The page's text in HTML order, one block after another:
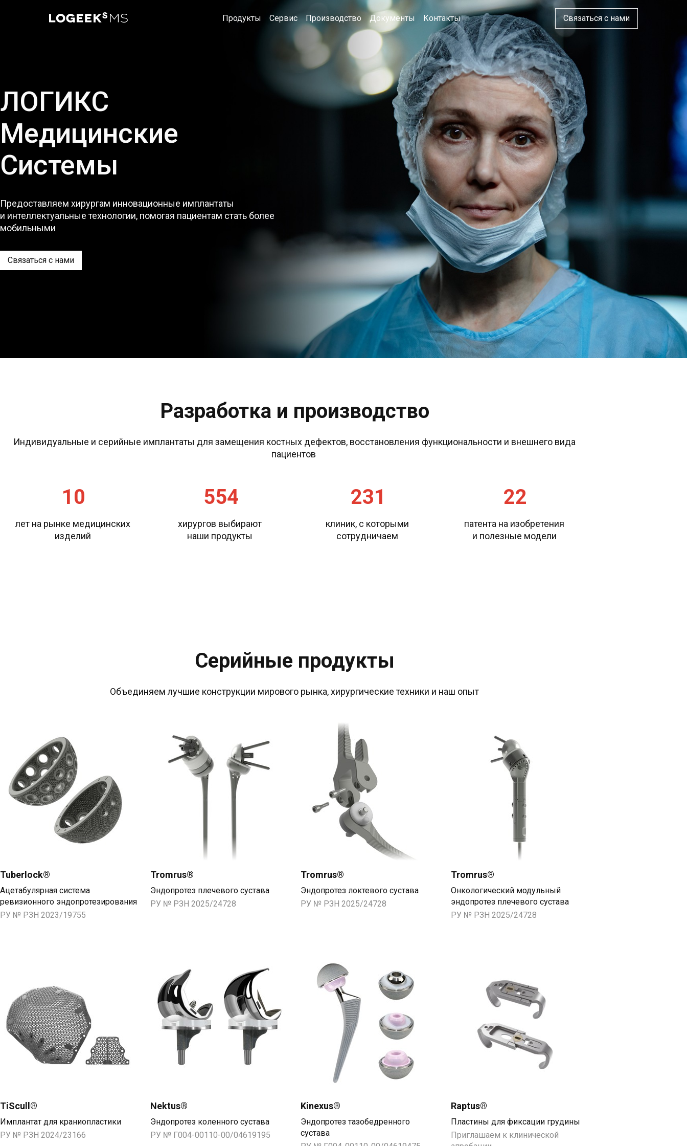
Продукты Сервис Производство Документы Контакты Связаться с нами
ЛОГИКС
Медицинские
Системы
Предоставляем хирургам инновационные имплантаты
и интеллектуальные технологии, помогая пациентам стать более
мобильными
Связаться с нами
Разработка и производство
пациентов
10
лет на рынке медицинских
изделий
554
хирургов выбирают
наши продукты
231
клиник, с которыми
сотрудничаем
22
патента на изобретения
и полезные модели
Серийные продукты
Объединяем лучшие конструкции мирового рынка, хирургические техники и наш опыт
Tuberlock®
Ацетабулярная система
ревизионного эндопротезирования
РУ № РЗН 2023/19755
Tromrus®
Эндопротез плечевого сустава
РУ № РЗН 2025/24728
Tromrus®
Эндопротез локтевого сустава
РУ № РЗН 2025/24728
Tromrus®
Онкологический модульный
эндопротез плечевого сустава
РУ № РЗН 2025/24728
TiScull®
Имплантат для краниопластики
РУ № РЗН 2024/23166
Nektus®
Эндопротез коленного сустава
РУ № Г004-00110-00/04619195
Kinexus®
Эндопротез тазобедренного
сустава
Raptus®
Пластины для фиксации грудины
Приглашаем к клинической